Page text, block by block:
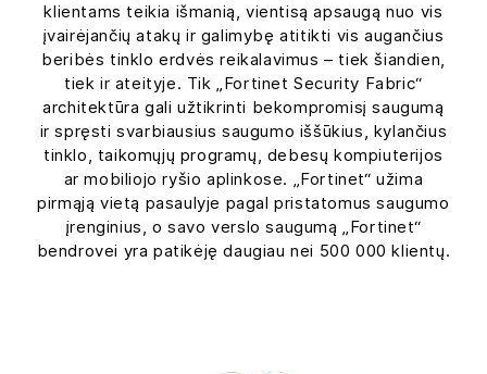
klientams teikia išmanią, vientisą apsaugą nuo vis
įvairėjančių atakų ir galimybę atitikti vis augančius
beribės tinklo erdvės reikalavimus – tiek šiandien,
tiek ir ateityje. Tik „Fortinet Security Fabric“
architektūra gali užtikrinti bekompromisį saugumą
ir spręsti svarbiausius saugumo iššūkius, kylančius
tinklo, taikomųjų programų, debesų kompiuterijos
ar mobiliojo ryšio aplinkose. „Fortinet“ užima
pirmąją vietą pasaulyje pagal pristatomus saugumo
įrenginius, o savo verslo saugumą „Fortinet“
bendrovei yra patikėję daugiau nei 500 000 klientų.